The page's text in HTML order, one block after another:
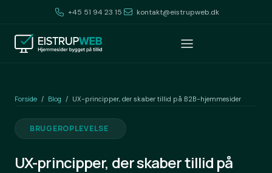
+45 51 94 23 15 kontakt@eistrupweb.dk
Forside / Blog / UX-principper, der skaber tillid på B2B-hjemmesider
BRUGEROPLEVELSE
UX-principper, der skaber tillid på